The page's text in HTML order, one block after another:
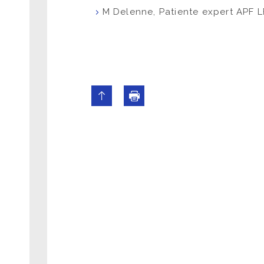
M Delenne, Patiente expert APF